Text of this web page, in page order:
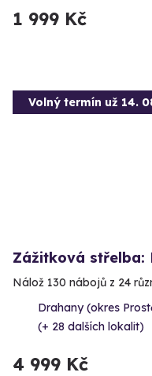
1 999 Kč
Volný termín už 14.
Zážitková střelba:
Nálož 130 nábojů z 24
Drahany (okres
(+ 28 dalších lokalit)
4 999 Kč